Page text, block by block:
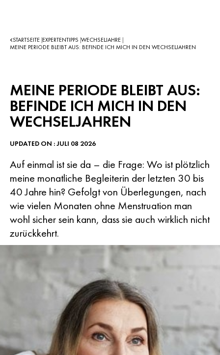
STARTSEITE EXPERTENTIPPS WECHSELJAHRE
MEINE PERIODE BLEIBT AUS: BEFINDE ICH MICH IN DEN WECHSELJAHREN
MEINE PERIODE BLEIBT AUS:
BEFINDE ICH MICH IN DEN
WECHSELJAHREN
Auf einmal ist sie da – die Frage: Wo ist plötzlich
meine monatliche Begleiterin der letzten 30 bis
40 Jahre hin? Gefolgt von Überlegungen, nach
wie vielen Monaten ohne Menstruation man
wohl sicher sein kann, dass sie auch wirklich nicht
zurückkehrt.
UPDATED ON : JULI 08 2026